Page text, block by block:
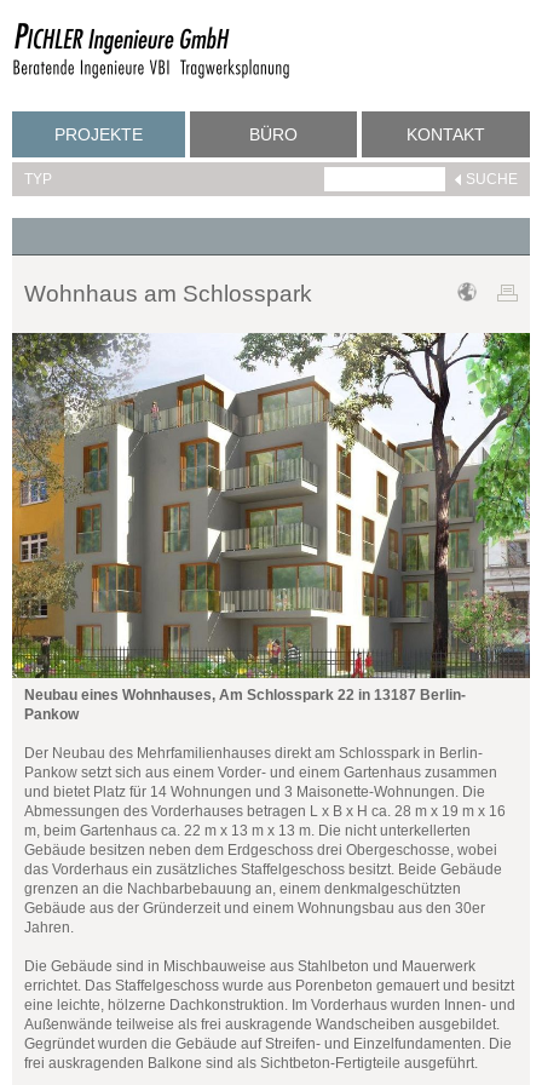
PROJEKTE BÜRO KONTAKT
TYP
Wohnhaus am Schlosspark
Neubau eines Wohnhauses, Am Schlosspark 22 in 13187 Berlin-
Pankow
Der Neubau des Mehrfamilienhauses direkt am Schlosspark in Berlin-
Pankow setzt sich aus einem Vorder- und einem Gartenhaus zusammen
und bietet Platz für 14 Wohnungen und 3 Maisonette-Wohnungen. Die
Abmessungen des Vorderhauses betragen L x B x H ca. 28 m x 19 m x 16
m, beim Gartenhaus ca. 22 m x 13 m x 13 m. Die nicht unterkellerten
Gebäude besitzen neben dem Erdgeschoss drei Obergeschosse, wobei
das Vorderhaus ein zusätzliches Staffelgeschoss besitzt. Beide Gebäude
grenzen an die Nachbarbebauung an, einem denkmalgeschützten
Gebäude aus der Gründerzeit und einem Wohnungsbau aus den 30er
Jahren.
Die Gebäude sind in Mischbauweise aus Stahlbeton und Mauerwerk
errichtet. Das Staffelgeschoss wurde aus Porenbeton gemauert und besitzt
eine leichte, hölzerne Dachkonstruktion. Im Vorderhaus wurden Innen- und
Außenwände teilweise als frei auskragende Wandscheiben ausgebildet.
Gegründet wurden die Gebäude auf Streifen- und Einzelfundamenten. Die
frei auskragenden Balkone sind als Sichtbeton-Fertigteile ausgeführt.